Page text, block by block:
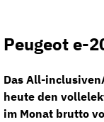
Peugeot e-
Das All-
heute den
im Monat brutto